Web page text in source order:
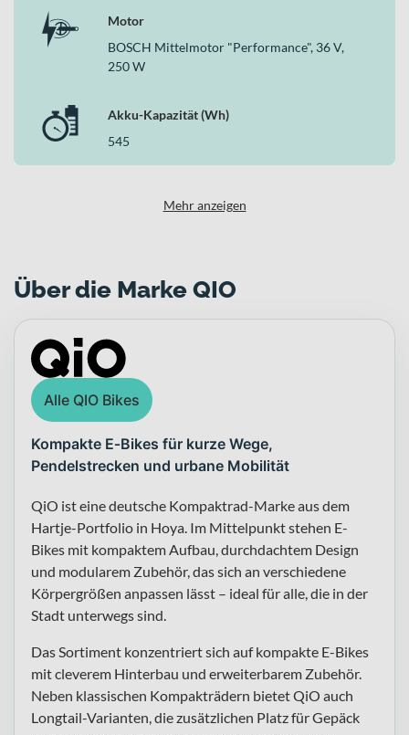
Motor
BOSCH Mittelmotor "Performance", 36 V,
250 W
Akku-Kapazität (Wh)
545
Mehr anzeigen
Über die Marke QIO
Alle QIO Bikes
Kompakte E‑Bikes für kurze Wege,
Pendelstrecken und urbane Mobilität
QiO ist eine deutsche Kompaktrad-Marke aus dem
Hartje-Portfolio in Hoya. Im Mittelpunkt stehen E-
Bikes mit kompaktem Aufbau, durchdachtem Design
und modularem Zubehör, das sich an verschiedene
Körpergrößen anpassen lässt – ideal für alle, die in der
Stadt unterwegs sind.
Das Sortiment konzentriert sich auf kompakte E-Bikes
mit cleverem Hinterbau und erweiterbarem Zubehör.
Neben klassischen Kompakträdern bietet QiO auch
Longtail-Varianten, die zusätzlichen Platz für Gepäck